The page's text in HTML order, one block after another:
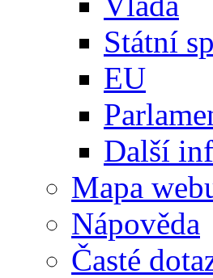
Státní
EU
Další
Mapa
Nápověda
Časté